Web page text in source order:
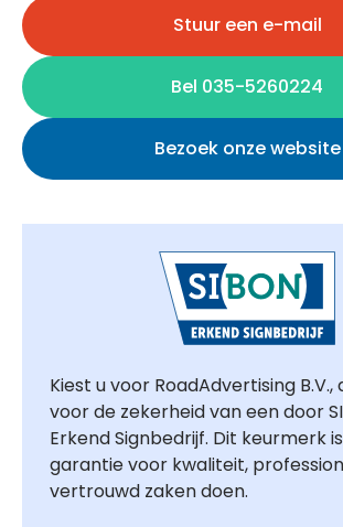
Stuur een e-mail
Bel 035-5260224
Bezoek onze website
Kiest u voor RoadAdvertising B.V.,
voor de zekerheid van een door
Erkend Signbedrijf. Dit keurmerk
garantie voor kwaliteit,
vertrouwd zaken doen.